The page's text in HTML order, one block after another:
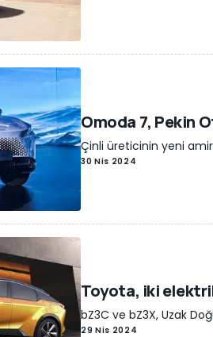
Omoda 7, Pekin
Çinli üreticinin yeni
30 Nis 2024
Toyota, iki
bZ3C ve bZ3X, Uzak
29 Nis 2024